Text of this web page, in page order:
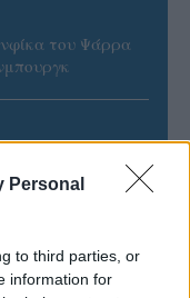
Personal
to third parties, or
information for
του Ψάρρα